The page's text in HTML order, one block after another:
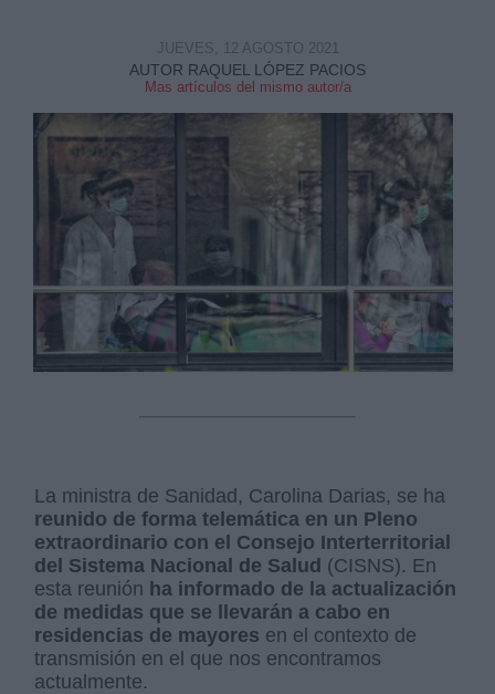
AUTOR RAQUEL LÓPEZ PACIOS
Mas artículos del mismo autor/a
JUEVES, 12 AGOSTO 2021
La ministra de Sanidad, Carolina Darias, se ha
reunido de forma telemática en un Pleno
extraordinario con el Consejo Interterritorial
del Sistema Nacional de Salud (CISNS). En
esta reunión ha informado de la actualización
de medidas que se llevarán a cabo en
residencias de mayores en el contexto de
transmisión en el que nos encontramos
actualmente.
Información adicional
link